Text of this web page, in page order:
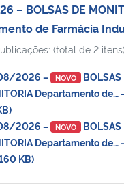
– BOLSAS DE
de Farmácia
(total de 2 itens)
2026 – NOVO BOLSAS
Departamento de…
2026 –
NOVO BOLSAS
Departamento de…
KB)